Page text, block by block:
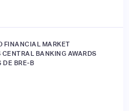
FINANCIAL MARKET
BANKING AWARDS
DE BRE-B